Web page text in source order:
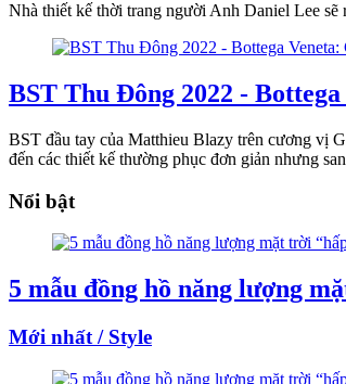
Nhà thiết kế thời trang người Anh Daniel Lee sẽ
BST Thu Đông 2022 -
BST đầu tay của Matthieu Blazy trên cương vị
đến các thiết kế thường phục đơn giản nhưng
Nổi bật
5 mẫu đồng hồ năng lượng
Mới nhất / Style